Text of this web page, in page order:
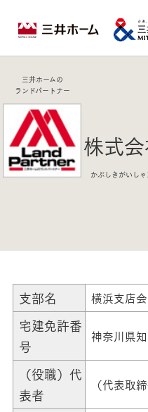
三井ホームの
ランドパートナー
株式
かぶしきがいし
支部名 横浜支店会
宅建免許番
号
神奈川県
（役職）代
表者
（代表取